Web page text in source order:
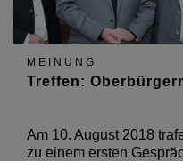
MEINUNG
Treffen:
Am 10. August 2018
zu einem ersten